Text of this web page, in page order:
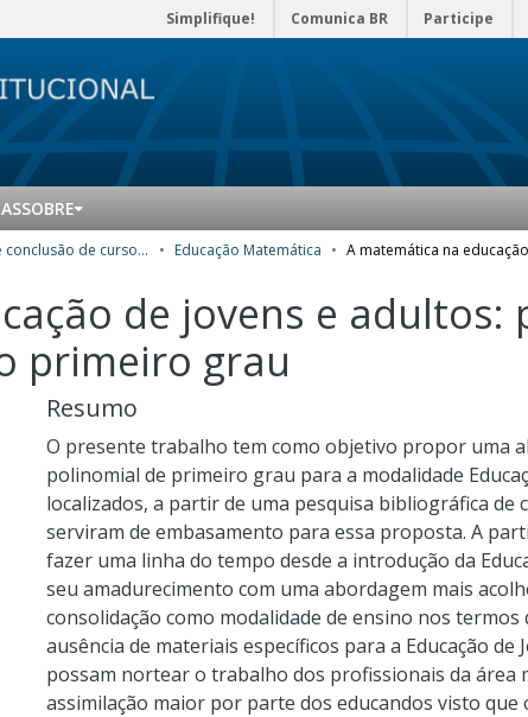
Simplifique! Comunica BR Participe
SOBRE
Trabalhos de conclusão de curso de Especialização Educação Matemática
de jovens e adultos:
primeiro grau
Resumo
O presente trabalho tem como objetivo propor uma
polinomial de primeiro grau para a modalidade
localizados, a partir de uma pesquisa bibliográfica
serviram de embasamento para essa proposta. A
fazer uma linha do tempo desde a introdução da
seu amadurecimento com uma abordagem mais
consolidação como modalidade de ensino nos
ausência de materiais específicos para a Educação
possam nortear o trabalho dos profissionais da área
assimilação maior por parte dos educandos visto